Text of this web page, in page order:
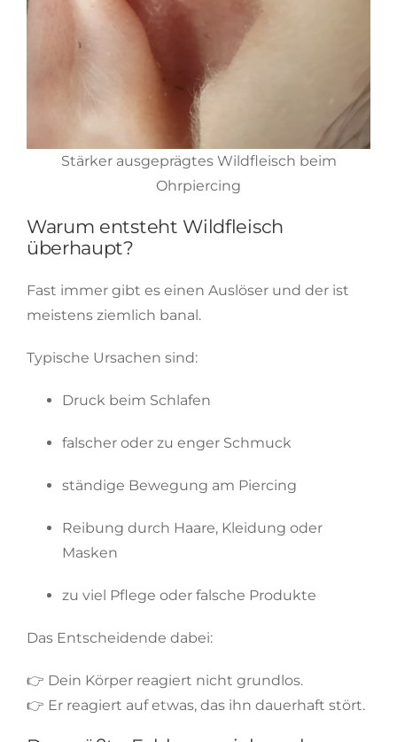
Stärker ausgeprägtes Wildfleisch beim
Ohrpiercing
Warum entsteht Wildfleisch
überhaupt?
Fast immer gibt es einen Auslöser und der ist
meistens ziemlich banal.
Typische Ursachen sind:
Druck beim Schlafen
falscher oder zu enger Schmuck
ständige Bewegung am Piercing
Reibung durch Haare, Kleidung oder
Masken
zu viel Pflege oder falsche Produkte
Das Entscheidende dabei:
👉 Dein Körper reagiert nicht grundlos.
👉 Er reagiert auf etwas, das ihn dauerhaft stört.